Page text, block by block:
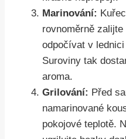
Marinování:
rovnoměrně
odpočívat v
Suroviny tak
aroma.
Grilování: Před
namarinované
pokojové teplotě.